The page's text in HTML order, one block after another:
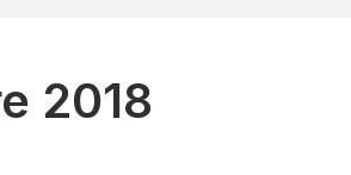
2018